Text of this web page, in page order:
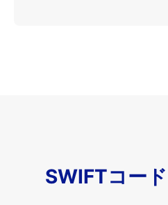
SWIFTコー